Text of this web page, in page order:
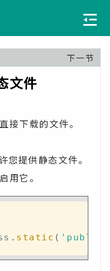
下一节
文件
接下载的文件。
提供静态文件。
用它。
. static (